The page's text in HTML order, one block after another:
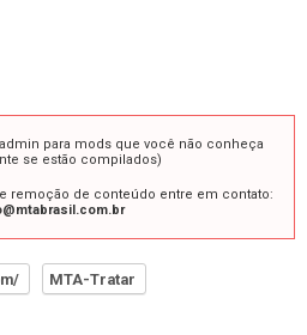
para mods que você não conheça
se estão compilados)
remoção de conteúdo entre em contato:
MTA-Tratar